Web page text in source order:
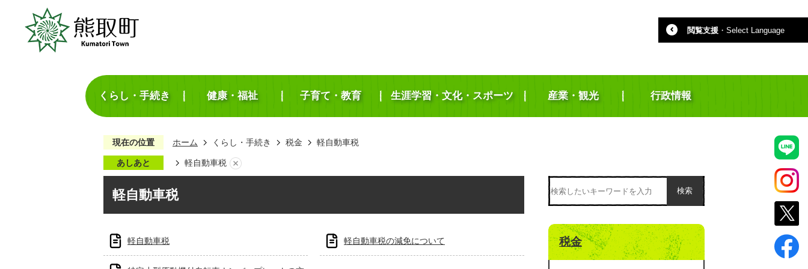
閲覧支援 ・ Select Language
くらし・手続き 健康・福祉 子育て・教育 生涯学習・文化・スポーツ 産業・観光 行政情報
現在の位置 ホーム くらし・手続き 税金 軽自動車税
あしあと 軽自動車税
軽自動車税
軽自動車税 軽自動車税の減免について
検索
税金